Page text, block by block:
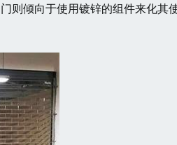
则倾向于使用镀锌的组件来化